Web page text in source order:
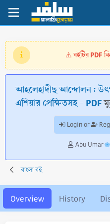
⚠️বইটির PDF
আহলেহাদীছ আন্দোলন :
এশিয়ার প্রেক্ষিতসহ - PDF
Login or
A
t
Abu Umar
বাংলা বই
Overview History